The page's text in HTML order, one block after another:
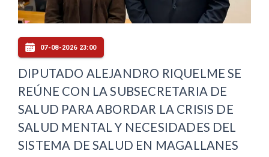
07-08-2026 23:00
DIPUTADO ALEJANDRO RIQUELME SE
REÚNE CON LA SUBSECRETARIA DE
SALUD PARA ABORDAR LA CRISIS DE
SALUD MENTAL Y NECESIDADES DEL
SISTEMA DE SALUD EN MAGALLANES